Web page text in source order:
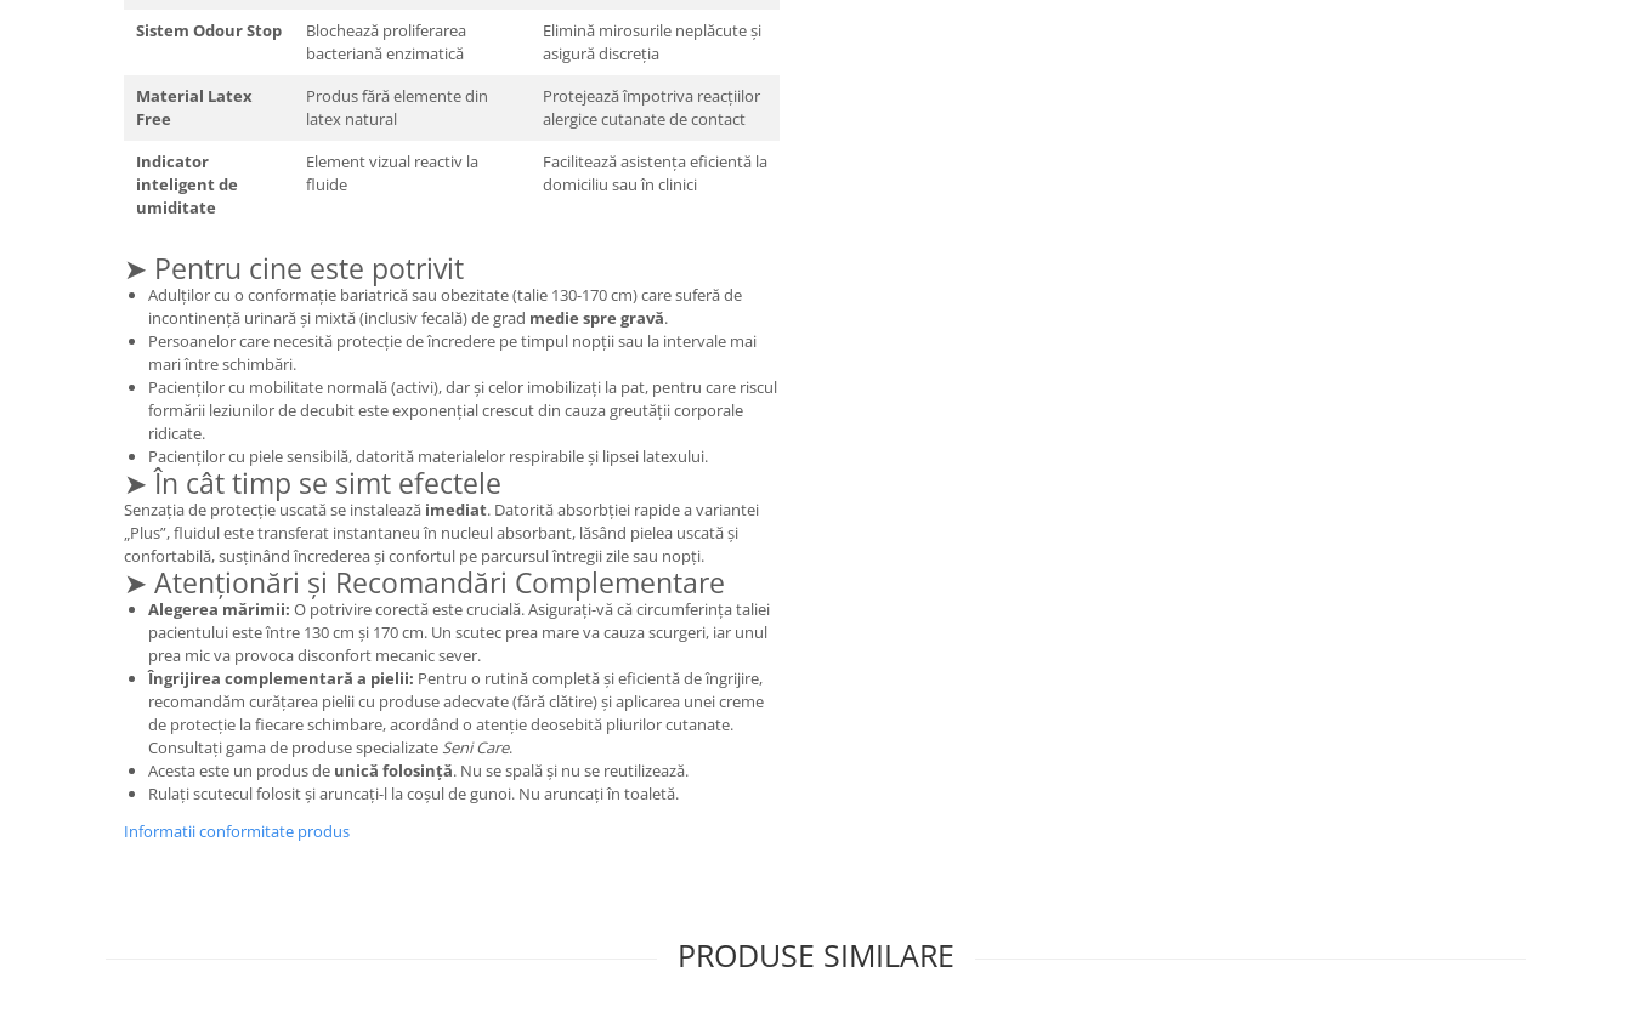
Sistem Odour Stop
Blochează proliferarea
bacteriană enzimatică
Elimină mirosurile neplăcute și
asigură discreția
Material Latex
Free
Produs fără elemente din
latex natural
Protejează împotriva reacțiilor
alergice cutanate de contact
Indicator
inteligent de
umiditate
Element vizual reactiv la
fluide
Facilitează asistența eficientă la
domiciliu sau în clinici
➤ Pentru cine este potrivit
Adulților cu o conformație bariatrică sau obezitate (talie 130-170 cm) care suferă de
incontinență urinară și mixtă (inclusiv fecală) de grad medie spre gravă.
Persoanelor care necesită protecție de încredere pe timpul nopții sau la intervale mai
mari între schimbări.
Pacienților cu mobilitate normală (activi), dar și celor imobilizați la pat, pentru care riscul
formării leziunilor de decubit este exponențial crescut din cauza greutății corporale
ridicate.
Pacienților cu piele sensibilă, datorită materialelor respirabile și lipsei latexului.
➤ În cât timp se simt efectele
Senzația de protecție uscată se instalează imediat. Datorită absorbției rapide a variantei
„Plus”, fluidul este transferat instantaneu în nucleul absorbant, lăsând pielea uscată și
confortabilă, susținând încrederea și confortul pe parcursul întregii zile sau nopți.
➤ Atenționări și Recomandări Complementare
Alegerea mărimii: O potrivire corectă este crucială. Asigurați-vă că circumferința taliei
pacientului este între 130 cm și 170 cm. Un scutec prea mare va cauza scurgeri, iar unul
prea mic va provoca disconfort mecanic sever.
Îngrijirea complementară a pielii: Pentru o rutină completă și eficientă de îngrijire,
recomandăm curățarea pielii cu produse adecvate (fără clătire) și aplicarea unei creme
de protecție la fiecare schimbare, acordând o atenție deosebită pliurilor cutanate.
Consultați gama de produse specializate Seni Care.
Acesta este un produs de unică folosință. Nu se spală și nu se reutilizează.
Rulați scutecul folosit și aruncați-l la coșul de gunoi. Nu aruncați în toaletă.
Informatii conformitate produs
PRODUSE SIMILARE